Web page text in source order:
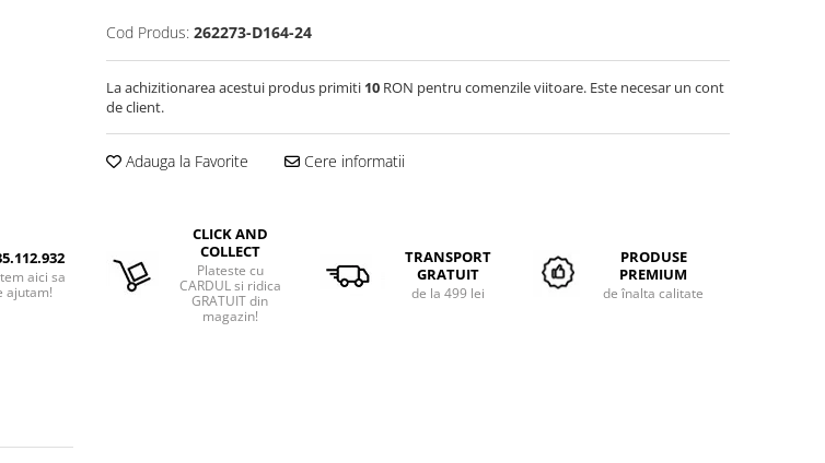
Cod Produs: 262273-D164-24
La achizitionarea acestui produs primiti 10 RON pentru comenzile viitoare. Este necesar un cont
de client.
Adauga la Favorite Cere informatii
aici sa
ajutam!
CLICK AND
COLLECT
Plateste cu
CARDUL si ridica
GRATUIT din
magazin!
TRANSPORT
GRATUIT
de la 499 lei
PRODUSE
PREMIUM
de înalta calitate